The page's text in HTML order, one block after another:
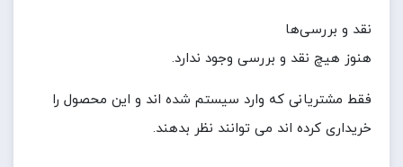
نقد و بررسی‌ها
هنوز هیچ نقد و بررسی وجود ندارد.
فقط مشتریانی که وارد سیستم شده اند و این محصول را
خریداری کرده اند می توانند نظر بدهند.